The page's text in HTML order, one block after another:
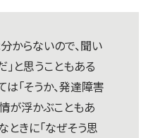
からないので、聞い
」と思うこともある
は「そうか、発達障害
が浮かぶこともあ
ときに「なぜそう思